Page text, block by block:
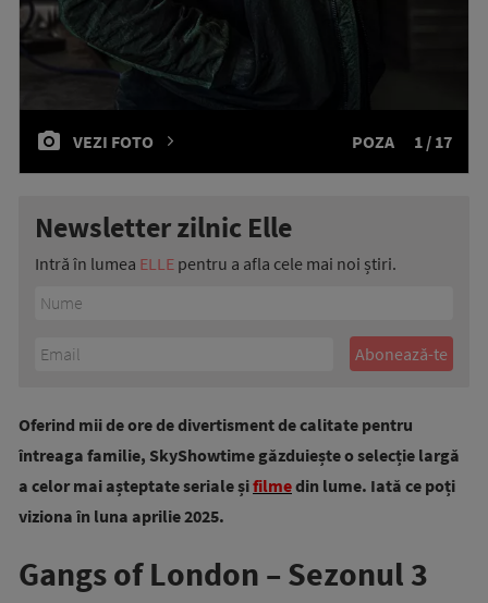
VEZI FOTO POZA 1 / 17
Newsletter zilnic Elle
Intră în lumea ELLE pentru a afla cele mai noi știri.
Oferind mii de ore de divertisment de calitate pentru
întreaga familie, SkyShowtime găzduiește o selecție largă
a celor mai așteptate seriale șifilmedin lume. Iată ce poți
viziona în luna aprilie 2025.
Gangs of London – Sezonul 3